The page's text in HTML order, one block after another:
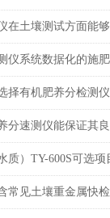
择有机肥养分检测仪